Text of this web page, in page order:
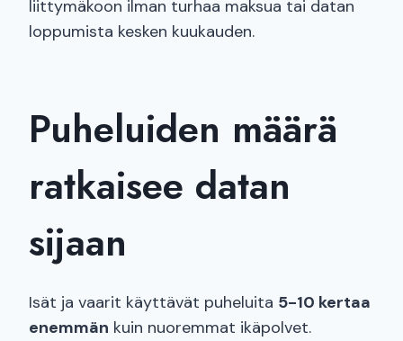
liittymäkoon ilman turhaa maksua tai datan
loppumista kesken kuukauden.
Puheluiden määrä
ratkaisee datan
sijaan
Isät ja vaarit käyttävät puheluita 5-10 kertaa
enemmän kuin nuoremmat ikäpolvet.